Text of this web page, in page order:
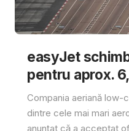
easyJet
pentru aprox.
Compania aeriană low-
dintre cele mai mari
anunțat că a acceptat